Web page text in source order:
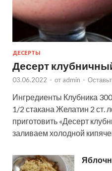
ДЕСЕРТЫ
Десерт
03.06.2022 - от admin -
Ингредиенты Клубника
1/2 стакана Желатин 2 ст.
приготовить «Десерт
заливаем холодной